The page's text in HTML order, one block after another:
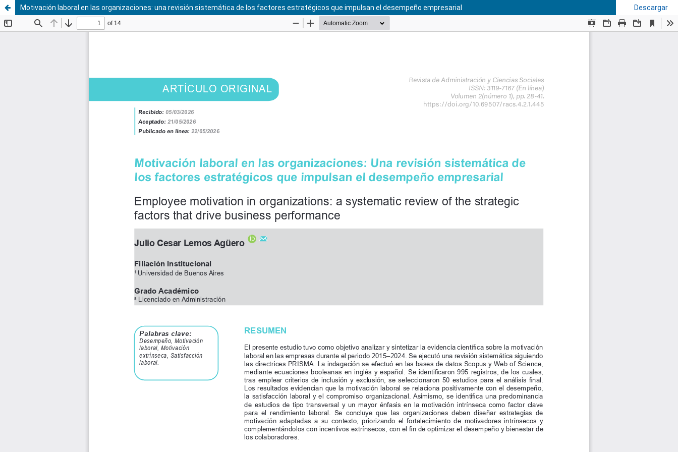
Motivación laboral en las organizaciones: una revisión sistemática de los factores estratégicos que impulsan el desempeño empresarial Descargar